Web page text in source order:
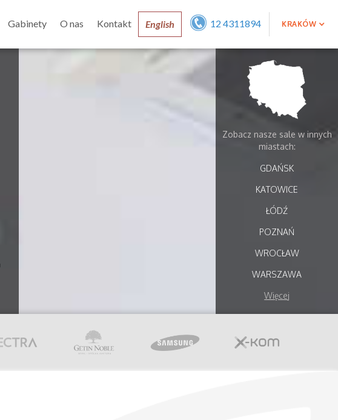
Zobacz nasze sale w innych
miastach:
GDAŃSK
KATOWICE
ŁÓDŹ
POZNAŃ
WROCŁAW
WARSZAWA
Więcej
Gabinety O nas Kontakt English 12 4311894 KRAKÓW